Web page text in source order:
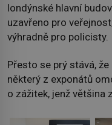
londýnské hlavní
uzavřeno pro
výhradně pro policisty.
Přesto se prý stává,
některý z exponátů
o zážitek, jenž většina